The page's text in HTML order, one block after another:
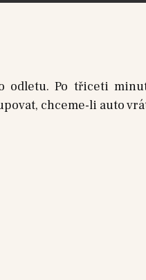
odletu. Po třiceti
chceme-li auto